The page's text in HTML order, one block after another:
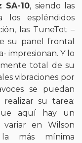
SA-10, siendo las
los espléndidos
las TuneTot –
su panel frontal
impresionan. Y lo
total de su
vibraciones por
se puedan
su tarea:
aquí hay un
en Wilson
más mínima